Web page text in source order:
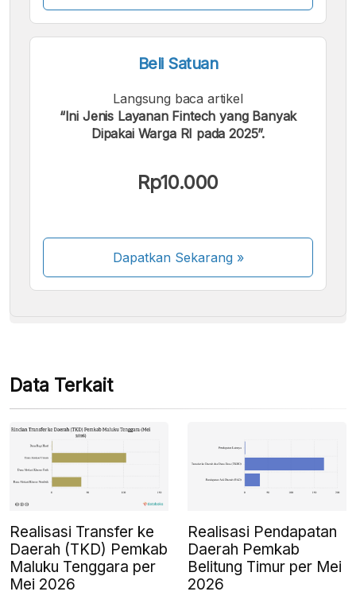
Beli Satuan
Langsung baca artikel
“Ini Jenis Layanan Fintech yang Banyak
Dipakai Warga RI pada 2025”.
Rp10.000
Dapatkan Sekarang»
Beberapa metode pembayaran masih dalam
Data Terkait
Realisasi Transfer ke
Daerah (TKD) Pemkab
Maluku Tenggara per
Mei 2026
Realisasi Pendapatan
Daerah Pemkab
Belitung Timur per Mei
2026